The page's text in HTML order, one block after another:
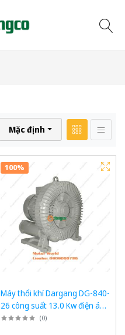
Mặc định
100%
Máy thổi khí Dargang DG-840-
26 công suất 13.0 Kw điện áp
3 pha 380VAC, 50Hz
(0)